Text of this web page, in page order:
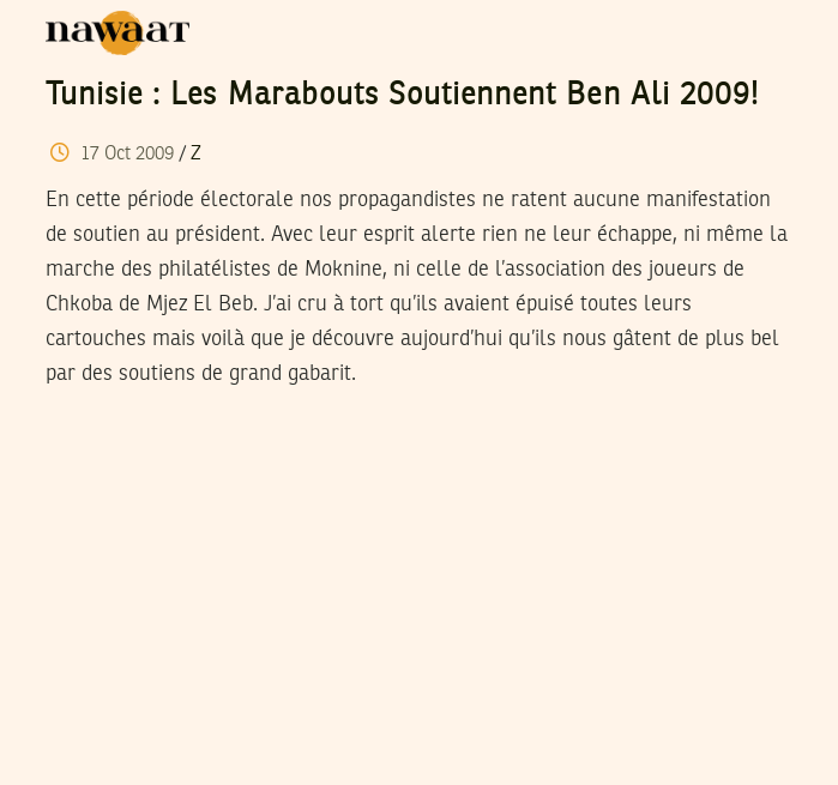
Tunisie : Les Marabouts Soutiennent Ben Ali 2009!
17 Oct 2009/ Z
En cette période électorale nos propagandistes ne ratent aucune manifestation
de soutien au président. Avec leur esprit alerte rien ne leur échappe, ni même la
marche des philatélistes de Moknine, ni celle de l’association des joueurs de
Chkoba de Mjez El Beb. J’ai cru à tort qu’ils avaient épuisé toutes leurs
cartouches mais voilà que je découvre aujourd’hui qu’ils nous gâtent de plus bel
par des soutiens de grand gabarit.